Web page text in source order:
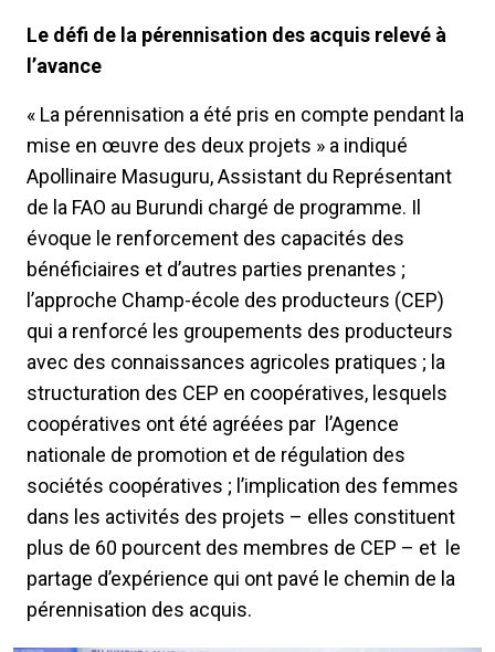
Le défi de la pérennisation des acquis relevé à
l’avance
« La pérennisation a été pris en compte pendant la
mise en œuvre des deux projets » a indiqué
Apollinaire Masuguru, Assistant du Représentant
de la FAO au Burundi chargé de programme. Il
évoque le renforcement des capacités des
bénéficiaires et d’autres parties prenantes ;
l’approche Champ-école des producteurs (CEP)
qui a renforcé les groupements des producteurs
avec des connaissances agricoles pratiques ; la
structuration des CEP en coopératives, lesquels
coopératives ont été agréées par l’Agence
nationale de promotion et de régulation des
sociétés coopératives ; l’implication des femmes
dans les activités des projets – elles constituent
plus de 60 pourcent des membres de CEP – et le
partage d’expérience qui ont pavé le chemin de la
pérennisation des acquis.